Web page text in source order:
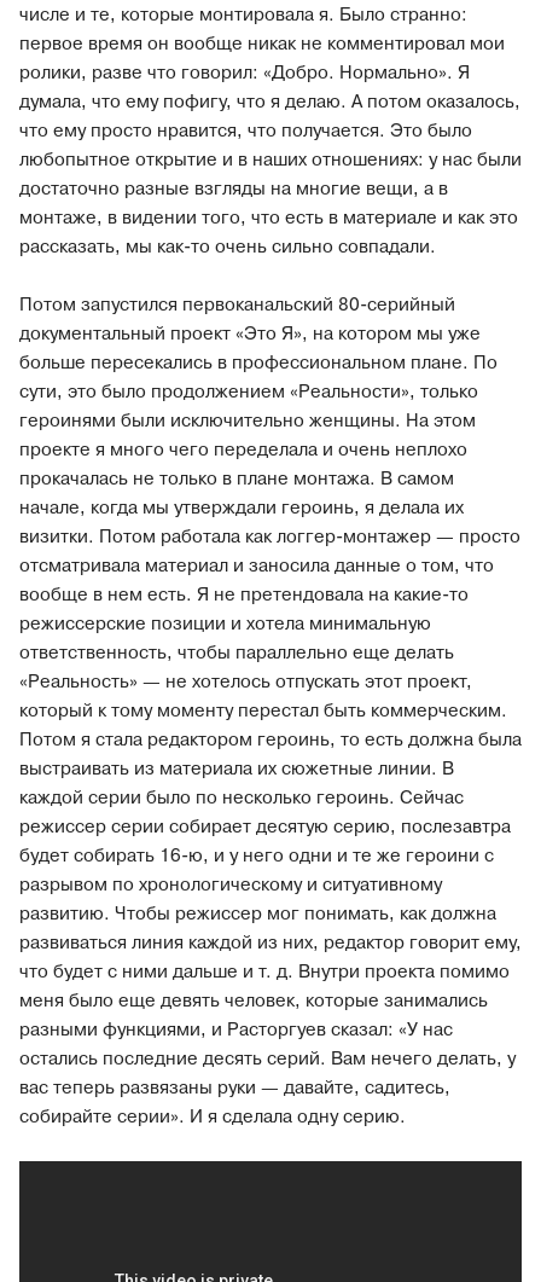
числе и те, которые монтировала я. Было странно:
первое время он вообще никак не комментировал мои
ролики, разве что говорил: «Добро. Нормально». Я
думала, что ему пофигу, что я делаю. А потом оказалось,
что ему просто нравится, что получается. Это было
любопытное открытие и в наших отношениях: у нас были
достаточно разные взгляды на многие вещи, а в
монтаже, в видении того, что есть в материале и как это
рассказать, мы как-то очень сильно совпадали.
Потом запустился первоканальский 80-серийный
документальный проект «Это Я», на котором мы уже
больше пересекались в профессиональном плане. По
сути, это было продолжением «Реальности», только
героинями были исключительно женщины. На этом
проекте я много чего переделала и очень неплохо
прокачалась не только в плане монтажа. В самом
начале, когда мы утверждали героинь, я делала их
визитки. Потом работала как логгер-монтажер — просто
отсматривала материал и заносила данные о том, что
вообще в нем есть. Я не претендовала на какие-то
режиссерские позиции и хотела минимальную
ответственность, чтобы параллельно еще делать
«Реальность» — не хотелось отпускать этот проект,
который к тому моменту перестал быть коммерческим.
Потом я стала редактором героинь, то есть должна была
выстраивать из материала их сюжетные линии. В
каждой серии было по несколько героинь. Сейчас
режиссер серии собирает десятую серию, послезавтра
будет собирать 16-ю, и у него одни и те же героини с
разрывом по хронологическому и ситуативному
развитию. Чтобы режиссер мог понимать, как должна
развиваться линия каждой из них, редактор говорит ему,
что будет с ними дальше и т. д. Внутри проекта помимо
меня было еще девять человек, которые занимались
разными функциями, и Расторгуев сказал: «У нас
остались последние десять серий. Вам нечего делать, у
вас теперь развязаны руки — давайте, садитесь,
собирайте серии». И я сделала одну серию.